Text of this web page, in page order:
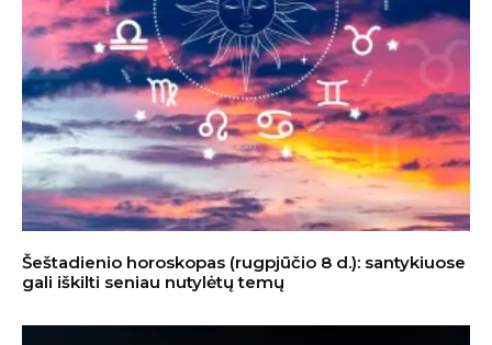
Šeštadienio horoskopas (rugpjūčio 8 d.): santykiuose
gali iškilti seniau nutylėtų temų